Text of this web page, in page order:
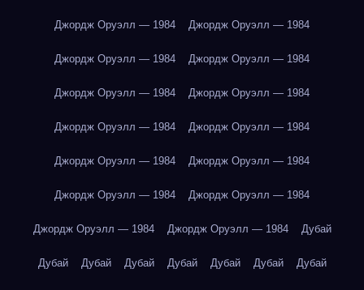
Джордж Оруэлл — 1984 Джордж Оруэлл — 1984
Джордж Оруэлл — 1984 Джордж Оруэлл — 1984
Джордж Оруэлл — 1984 Джордж Оруэлл — 1984
Джордж Оруэлл — 1984 Джордж Оруэлл — 1984
Джордж Оруэлл — 1984 Джордж Оруэлл — 1984
Джордж Оруэлл — 1984 Джордж Оруэлл — 1984
Джордж Оруэлл — 1984 Джордж Оруэлл — 1984 Дубай
Дубай Дубай Дубай Дубай Дубай Дубай Дубай